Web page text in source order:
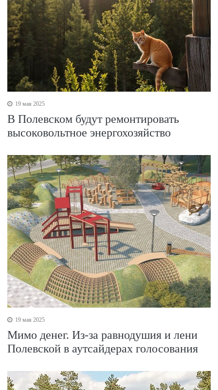
19 мая 2025
В Полевском будут ремонтировать
высоковольтное энергохозяйство
19 мая 2025
Мимо денег. Из-за равнодушия и лени
Полевской в аутсайдерах голосования